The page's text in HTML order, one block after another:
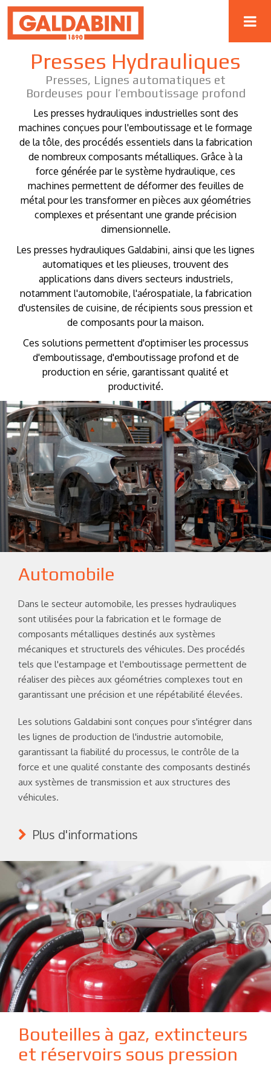
Presses Hydrauliques
Presses, Lignes automatiques et
Bordeuses pour l’emboutissage profond
Les presses hydrauliques industrielles sont des
machines conçues pour l'emboutissage et le formage
de la tôle, des procédés essentiels dans la fabrication
de nombreux composants métalliques. Grâce à la
force générée par le système hydraulique, ces
machines permettent de déformer des feuilles de
métal pour les transformer en pièces aux géométries
complexes et présentant une grande précision
dimensionnelle.
Les presses hydrauliques Galdabini, ainsi que les lignes
automatiques et les plieuses, trouvent des
applications dans divers secteurs industriels,
notamment l'automobile, l'aérospatiale, la fabrication
d'ustensiles de cuisine, de récipients sous pression et
de composants pour la maison.
Ces solutions permettent d'optimiser les processus
d'emboutissage, d'emboutissage profond et de
production en série, garantissant qualité et
productivité.
Automobile
Dans le secteur automobile, les presses hydrauliques
sont utilisées pour la fabrication et le formage de
composants métalliques destinés aux systèmes
mécaniques et structurels des véhicules. Des procédés
tels que l'estampage et l'emboutissage permettent de
réaliser des pièces aux géométries complexes tout en
garantissant une précision et une répétabilité élevées.
Les solutions Galdabini sont conçues pour s'intégrer dans
les lignes de production de l'industrie automobile,
garantissant la fiabilité du processus, le contrôle de la
force et une qualité constante des composants destinés
aux systèmes de transmission et aux structures des
véhicules.
Plus d'informations
Bouteilles à gaz, extincteurs
et réservoirs sous pression